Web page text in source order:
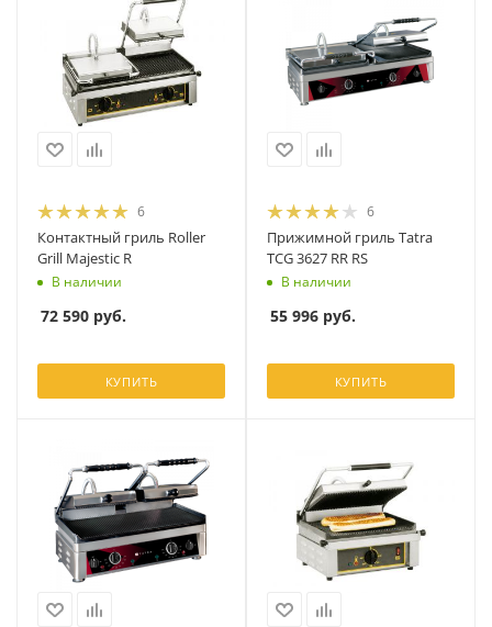
6
Контактный гриль Roller
Grill Majestic R
В наличии
72 590 руб.
КУПИТЬ
6
Прижимной гриль Tatra
TCG 3627 RR RS
В наличии
55 996 руб.
КУПИТЬ